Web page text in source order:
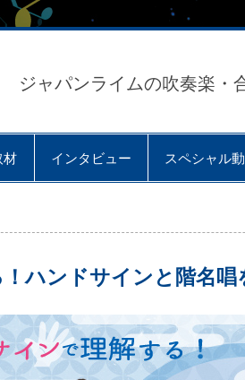
ジャパンライムの吹奏楽・
材 インタビュー スペシャル
ハンドサインと階名唱